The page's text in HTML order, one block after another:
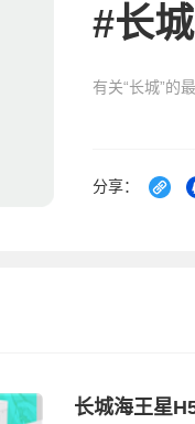
#长城
有关“长城”的
分享：
长城海王星